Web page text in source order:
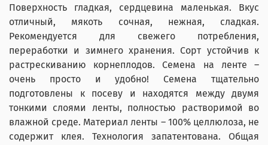
Поверхность гладкая, сердцевина маленькая. Вкус
отличный, мякоть сочная, нежная, сладкая.
Рекомендуется для свежего потребления,
переработки и зимнего хранения. Сорт устойчив к
растрескиванию корнеплодов. Семена на ленте –
очень просто и удобно! Семена тщательно
подготовлены к посеву и находятся между двумя
тонкими слоями ленты, полностью растворимой во
влажной среде. Материал ленты – 100% целлюлоза, не
содержит клея. Технология запатентована. Общая